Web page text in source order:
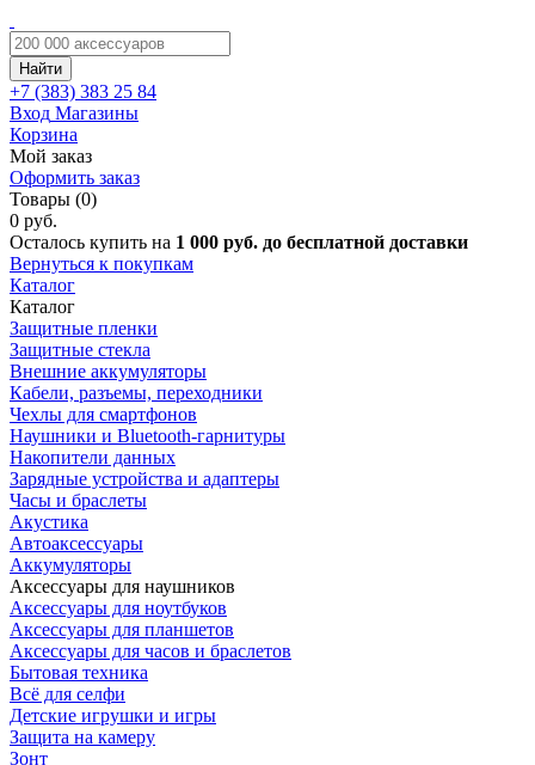
Найти
+7 (383) 383 25 84
Вход Магазины
Корзина
Мой заказ
Оформить заказ
Товары (0)
0 руб.
Осталось купить на 1 000 руб. до бесплатной доставки
Вернуться к покупкам
Каталог
Каталог
Защитные пленки
Защитные стекла
Внешние аккумуляторы
Кабели, разъемы, переходники
Чехлы для смартфонов
Наушники и Bluetooth-гарнитуры
Накопители данных
Зарядные устройства и адаптеры
Часы и браслеты
Акустика
Автоаксессуары
Аккумуляторы
Аксессуары для наушников
Аксессуары для ноутбуков
Аксессуары для планшетов
Аксессуары для часов и браслетов
Бытовая техника
Всё для селфи
Детские игрушки и игры
Защита на камеру
Зонт